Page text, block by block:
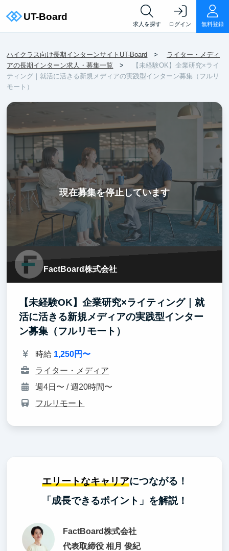
求人を探す ログイン 無料登録
ハイクラス向け長期インターンサイトUT-Board
ライター・メディ
アの長期インターン求人・募集一覧
【未経験OK】企業研究×ライ
ティング｜就活に活きる新規メディアの実践型インターン募集（フルリ
モート）
現在募集を停止しています
FactBoard株式会社
【未経験OK】企業研究×ライティング｜就
活に活きる新規メディアの実践型インター
ン募集（フルリモート）
時給 1,250円〜
ライター・メディア
週4日〜 / 週20時間〜
フルリモート
エリートなキャリアにつながる！
「成長できるポイント」を解説！
FactBoard株式会社
代表取締役 相月 俊紀